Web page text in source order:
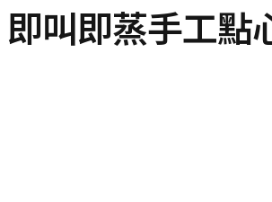
叫即蒸手工點